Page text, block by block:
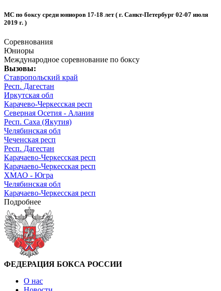
МС по боксу среди юниоров 17-18 лет ( г. Санкт-Петербург 02-07 июля
2019 г. )
Соревнования
Юниоры
Международное соревнование по боксу
Вызовы:
Ставропольский край
Респ. Дагестан
Иркутская обл
Карачево-Черкесская респ
Северная Осетия - Алания
Респ. Саха (Якутия)
Челябинская обл
Чеченская респ
Респ. Дагестан
Карачаево-Черкесская респ
Карачаево-Черкесская респ
ХМАО - Югра
Челябинская обл
Карачаево-Черкесская респ
Подробнее
ФЕДЕРАЦИЯ БОКСА РОССИИ
О нас